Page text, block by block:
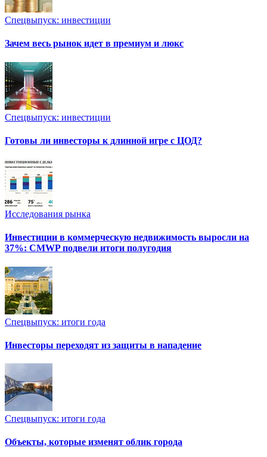
Спецвыпуск: инвестиции
Зачем весь рынок идет в премиум и люкс
Спецвыпуск: инвестиции
Готовы ли инвесторы к длинной игре с ЦОД?
Исследования рынка
Инвестиции в коммерческую недвижимость выросли на
37%: CMWP подвели итоги полугодия
Спецвыпуск: итоги года
Инвесторы переходят из защиты в нападение
Спецвыпуск: итоги года
Объекты, которые изменят облик города